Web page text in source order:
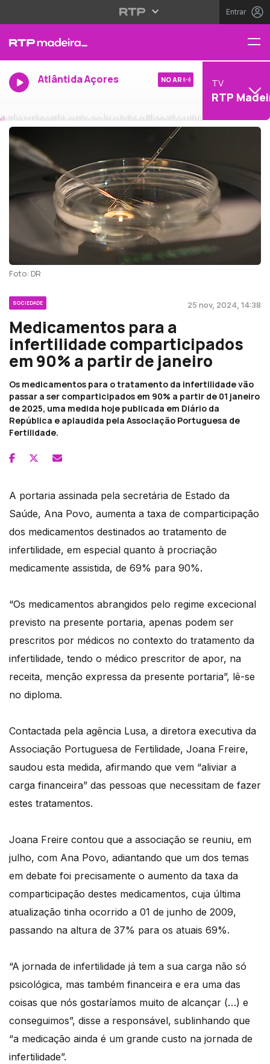
Entrar
Atlântida Açores NO AR TV
RTP
Foto: DR
SOCIEDADE 25 nov, 2024, 14:38
Medicamentos para a
infertilidade comparticipados
em 90% a partir de janeiro
Os medicamentos para o tratamento da infertilidade vão
passar a ser comparticipados em 90% a partir de 01 janeiro
de 2025, uma medida hoje publicada em Diário da
República e aplaudida pela Associação Portuguesa de
Fertilidade.
A portaria assinada pela secretária de Estado da
Saúde, Ana Povo, aumenta a taxa de comparticipação
dos medicamentos destinados ao tratamento de
infertilidade, em especial quanto à procriação
medicamente assistida, de 69% para 90%.
“Os medicamentos abrangidos pelo regime excecional
previsto na presente portaria, apenas podem ser
prescritos por médicos no contexto do tratamento da
infertilidade, tendo o médico prescritor de apor, na
receita, menção expressa da presente portaria”, lê-se
no diploma.
Contactada pela agência Lusa, a diretora executiva da
Associação Portuguesa de Fertilidade, Joana Freire,
saudou esta medida, afirmando que vem “aliviar a
carga financeira” das pessoas que necessitam de fazer
estes tratamentos.
Joana Freire contou que a associação se reuniu, em
julho, com Ana Povo, adiantando que um dos temas
em debate foi precisamente o aumento da taxa da
comparticipação destes medicamentos, cuja última
atualização tinha ocorrido a 01 de junho de 2009,
passando na altura de 37% para os atuais 69%.
“A jornada de infertilidade já tem a sua carga não só
psicológica, mas também financeira e era uma das
coisas que nós gostaríamos muito de alcançar (…) e
conseguimos”, disse a responsável, sublinhando que
“a medicação ainda é um grande custo na jornada de
infertilidade”.